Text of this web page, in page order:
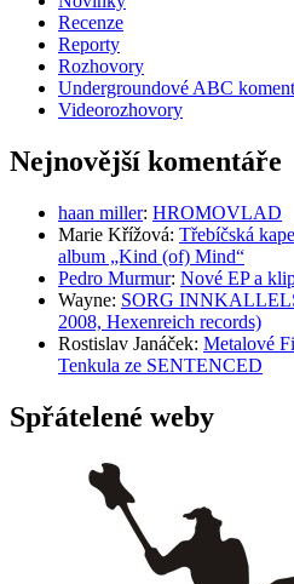
Recenze
Reporty
Rozhovory
Undergroundové ABC
Videorozhovory
Nejnovější komentáře
haan miller: HROMOVLAD
Marie Křížová: Třebíčská
album „Kind (of) Mind“
Pedro Murmur: Nové EP a
Wayne: SORG
2008, Hexenreich records)
Rostislav Janáček: Metalové
Tenkula ze SENTENCED
Spřátelené weby